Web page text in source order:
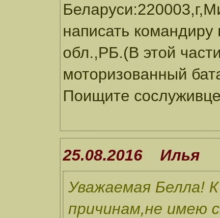
написать командиру
обл.,РБ.(В этой
моторизованный
Поищите
25.08.2016 Илья
Уважаемая Белла!
причинам,не имею